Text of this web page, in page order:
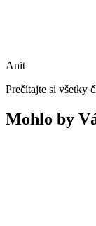
Anit
Prečítajte si všetky
Mohlo by